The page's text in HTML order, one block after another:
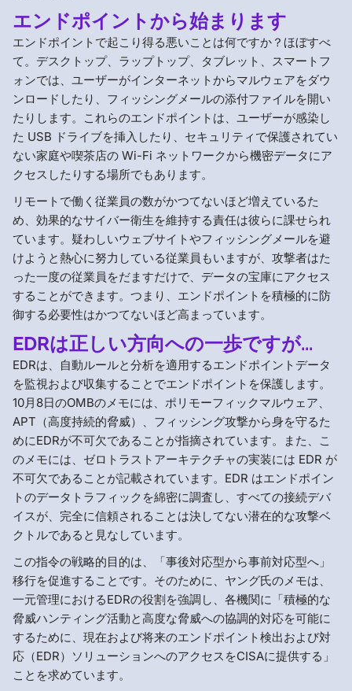
エンドポイントから始まります
エンドポイントで起こり得る悪いことは何ですか？ほぼすべ
て。デスクトップ、ラップトップ、タブレット、スマートフ
ォンでは、ユーザーがインターネットからマルウェアをダウ
ンロードしたり、フィッシングメールの添付ファイルを開い
たりします。これらのエンドポイントは、ユーザーが感染し
た USB ドライブを挿入したり、セキュリティで保護されてい
ない家庭や喫茶店の Wi-Fi ネットワークから機密データにア
クセスしたりする場所でもあります。
リモートで働く従業員の数がかつてないほど増えているた
め、効果的なサイバー衛生を維持する責任は彼らに課せられ
ています。疑わしいウェブサイトやフィッシングメールを避
けようと熱心に努力している従業員もいますが、攻撃者はた
った一度の従業員をだますだけで、データの宝庫にアクセス
することができます。つまり、エンドポイントを積極的に防
御する必要性はかつてないほど高まっています。
EDRは正しい方向への一歩ですが...
EDRは、自動ルールと分析を適用するエンドポイントデータ
を監視および収集することでエンドポイントを保護します。
10月8日のOMBのメモには、ポリモーフィックマルウェア、
APT（高度持続的脅威）、フィッシング攻撃から身を守るた
めにEDRが不可欠であることが指摘されています。また、こ
のメモには、ゼロトラストアーキテクチャの実装には EDR が
不可欠であることが記載されています。EDR はエンドポイン
トのデータトラフィックを綿密に調査し、すべての接続デバ
イスが、完全に信頼されることは決してない潜在的な攻撃ベ
クトルであると見なしています。
この指令の戦略的目的は、「事後対応型から事前対応型へ」
移行を促進することです。そのために、ヤング氏のメモは、
一元管理におけるEDRの役割を強調し、各機関に「積極的な
脅威ハンティング活動と高度な脅威への協調的対応を可能に
するために、現在および将来のエンドポイント検出および対
応（EDR）ソリューションへのアクセスをCISAに提供する」
ことを求めています。